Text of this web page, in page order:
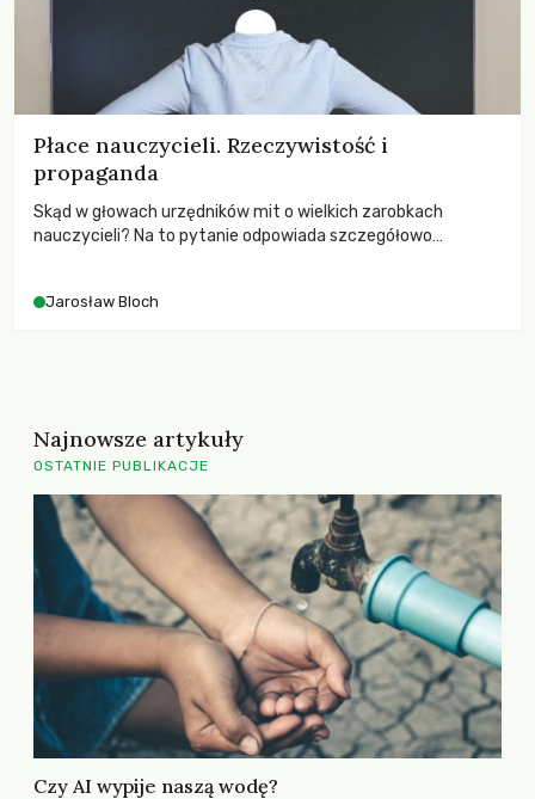
Płace nauczycieli. Rzeczywistość i
propaganda
Skąd w głowach urzędników mit o wielkich zarobkach
nauczycieli? Na to pytanie odpowiada szczegółowo
Jarosław Bloch
Najnowsze artykuły
OSTATNIE PUBLIKACJE
Czy AI wypije naszą wodę?